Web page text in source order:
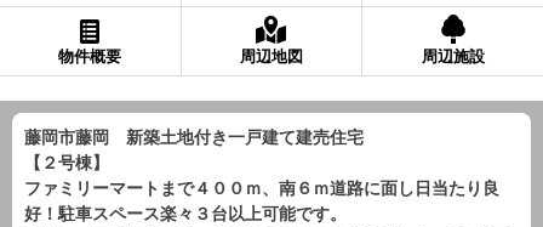
物件概要 周辺地図 周辺施設
藤岡市藤岡 新築土地付き一戸建て建売住宅
【２号棟】
ファミリーマートまで４００ｍ、南６ｍ道路に面し日当たり良
好！駐車スペース楽々３台以上可能です。